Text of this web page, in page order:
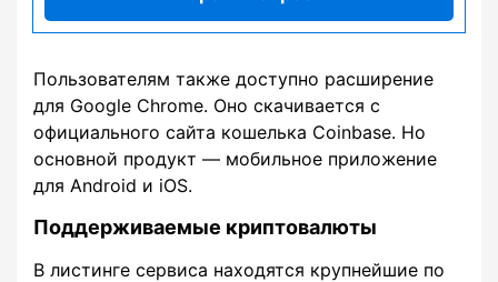
Пользователям также доступно расширение
для Google Chrome. Оно скачивается с
официального сайта кошелька Coinbase. Но
основной продукт — мобильное приложение
для Android и iOS.
Поддерживаемые криптовалюты
В листинге сервиса находятся крупнейшие по